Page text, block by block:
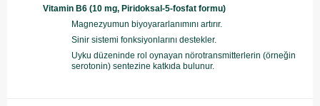
Vitamin B6 (10 mg, Piridoksal-5-fosfat formu)
Magnezyumun biyoyararlanımını artırır.
Sinir sistemi fonksiyonlarını destekler.
Uyku düzeninde rol oynayan nörotransmitterlerin (örneğin
serotonin) sentezine katkıda bulunur.